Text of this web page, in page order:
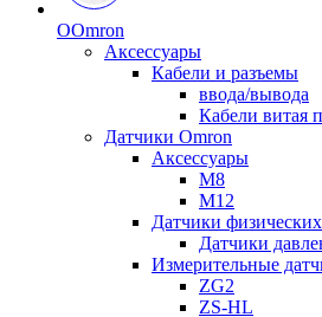
OOmron
Аксессуары
Кабели и разъемы
ввода/вывода
Кабели витая
Датчики Omron
Аксессуары
M8
M12
Датчики
Датчики
Измерительные
ZG2
ZS-HL